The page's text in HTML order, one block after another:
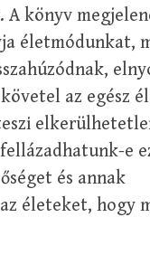
könyv
életmódunkat,
az egész
e
és annak
életeket, hogy